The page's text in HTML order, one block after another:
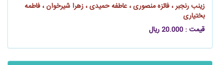
زینب رنجبر ، فائزه منصوری ، عاطفه حمیدی ، زهرا شیرخوان ، فاطمه
بختیاری
قیمت : 20.000 ریال